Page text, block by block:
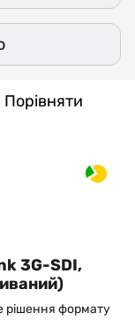
Порівняти
3G-SDI,
рішення формату